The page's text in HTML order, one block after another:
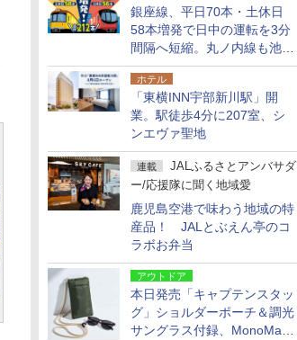
銀座線、平日70本・土休日
58本増発で日中の運転を3分
間隔へ短縮。丸ノ内線も池袋
～中野坂上を4分間隔に
ホテル
「東横INN宇部新川駅」開
業。駅徒歩4分に207室、シ
ンエヴァ聖地
連載
JALふるさとアンバサダ
ー/応援隊に聞く地域愛
鹿児島空港で味わう地域の特
産品！ JALとぶえん亭のコ
ラボお弁当
アウトドア
本日発売「キャプテンスタッ
グ」ショルダーポーチ＆調光
サングラス付録、MonoMax